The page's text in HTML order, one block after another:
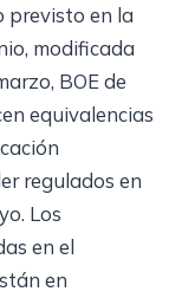
previsto en la
modificada
BOE de
equivalencias
regulados en
Los
en el
en